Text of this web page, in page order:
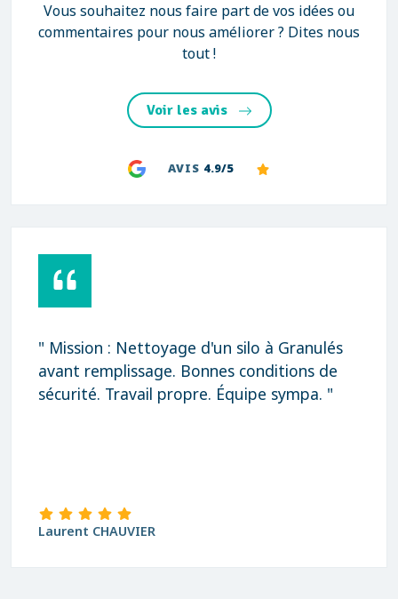
Vous souhaitez nous faire part de vos idées ou
commentaires pour nous améliorer ? Dites nous
tout !
Voir les avis
AVIS 4.9/5
" Mission : Nettoyage d'un silo à Granulés
avant remplissage. Bonnes conditions de
sécurité. Travail propre. Équipe sympa. "
Laurent CHAUVIER